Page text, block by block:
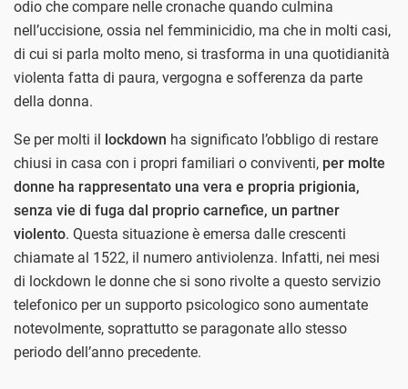
odio che compare nelle cronache quando culmina
nell’uccisione, ossia nel femminicidio, ma che in molti casi,
di cui si parla molto meno, si trasforma in una quotidianità
violenta fatta di paura, vergogna e sofferenza da parte
della donna.
Se per molti il lockdown ha significato l’obbligo di restare
chiusi in casa con i propri familiari o conviventi, per molte
donne ha rappresentato una vera e propria prigionia,
senza vie di fuga dal proprio carnefice, un partner
violento. Questa situazione è emersa dalle crescenti
chiamate al 1522, il numero antiviolenza. Infatti, nei mesi
di lockdown le donne che si sono rivolte a questo servizio
telefonico per un supporto psicologico sono aumentate
notevolmente, soprattutto se paragonate allo stesso
periodo dell’anno precedente.